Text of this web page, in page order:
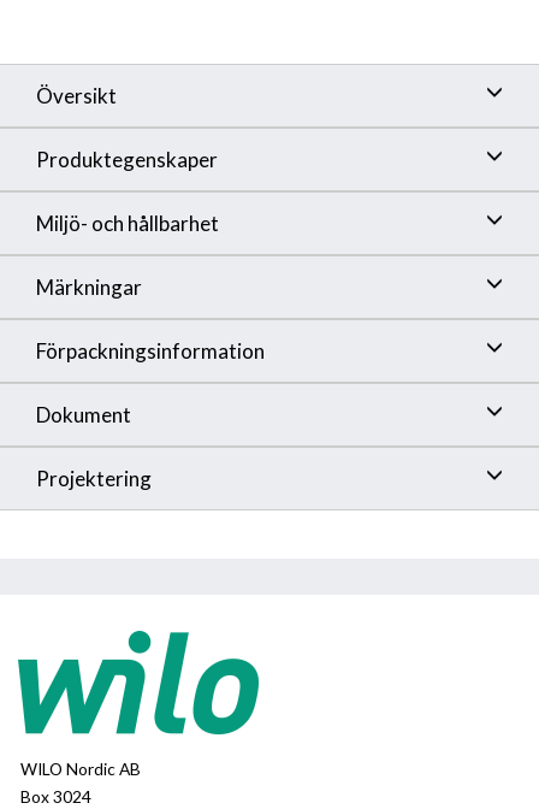
Översikt
Produktegenskaper
Miljö- och hållbarhet
Märkningar
Förpackningsinformation
Dokument
Projektering
WILO Nordic AB
Box 3024